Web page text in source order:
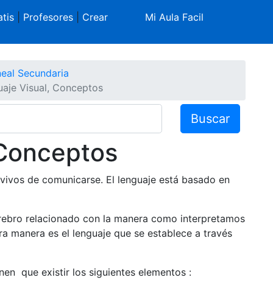
| Profesores| Crear Mi Aula Facil
Secundaria
Visual, Conceptos
Buscar
de comunicarse. El lenguaje está basado en
relacionado con la manera como interpretamos
es el lenguaje que se establece a través
que existir los siguientes elementos :